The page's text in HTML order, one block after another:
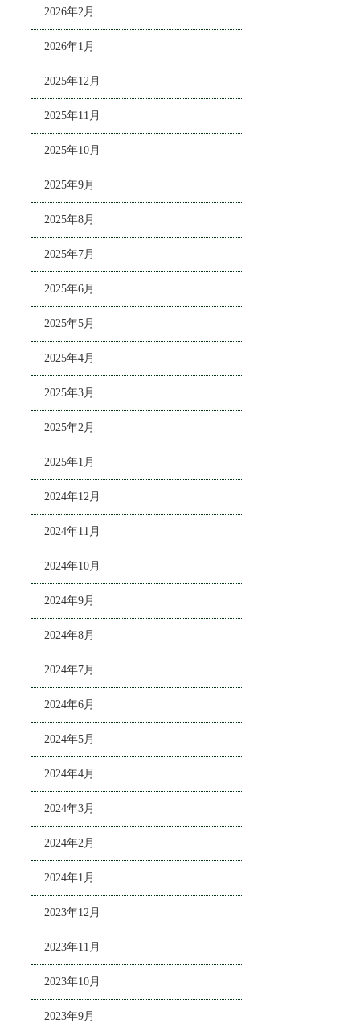
2026年2月
2026年1月
2025年12月
2025年11月
2025年10月
2025年9月
2025年8月
2025年7月
2025年6月
2025年5月
2025年4月
2025年3月
2025年2月
2025年1月
2024年12月
2024年11月
2024年10月
2024年9月
2024年8月
2024年7月
2024年6月
2024年5月
2024年4月
2024年3月
2024年2月
2024年1月
2023年12月
2023年11月
2023年10月
2023年9月